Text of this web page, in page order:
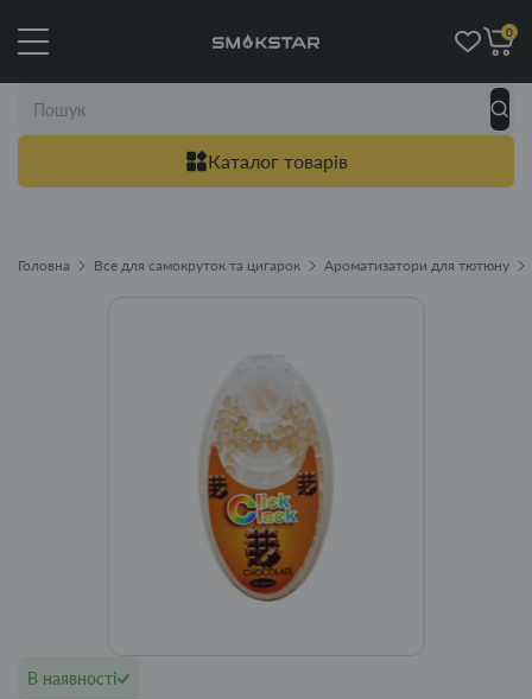
Каталог товарів
0
Головна Все для самокруток та цигарок Ароматизатори для тютюну
В наявності